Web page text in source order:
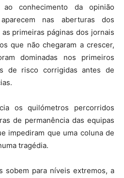
conhecimento da opinião
nas aberturas dos
primeiras páginas dos jornais
que não chegaram a crescer,
dominadas nos primeiros
de risco corrigidas antes de
os quilómetros percorridos
de permanência das equipas
impediram que uma coluna de
tragédia.
sobem para níveis extremos, a